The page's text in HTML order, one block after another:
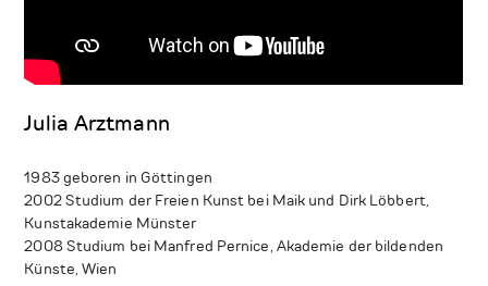
Julia Arztmann
1983 geboren in Göttingen
2002 Studium der Freien Kunst bei Maik und Dirk Löbbert,
Kunstakademie Münster
2008 Studium bei Manfred Pernice, Akademie der bildenden
Künste, Wien